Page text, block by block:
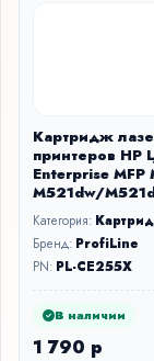
Картридж
принтеров
Enterprise
M521dw/
6700/6750/
Категория:
Бренд: ProfiLine
PN: PL-CE255X
В наличии
1 790 р